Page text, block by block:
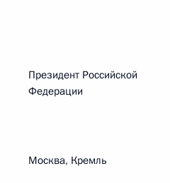
Президент Российской
Федерации
Москва, Кремль